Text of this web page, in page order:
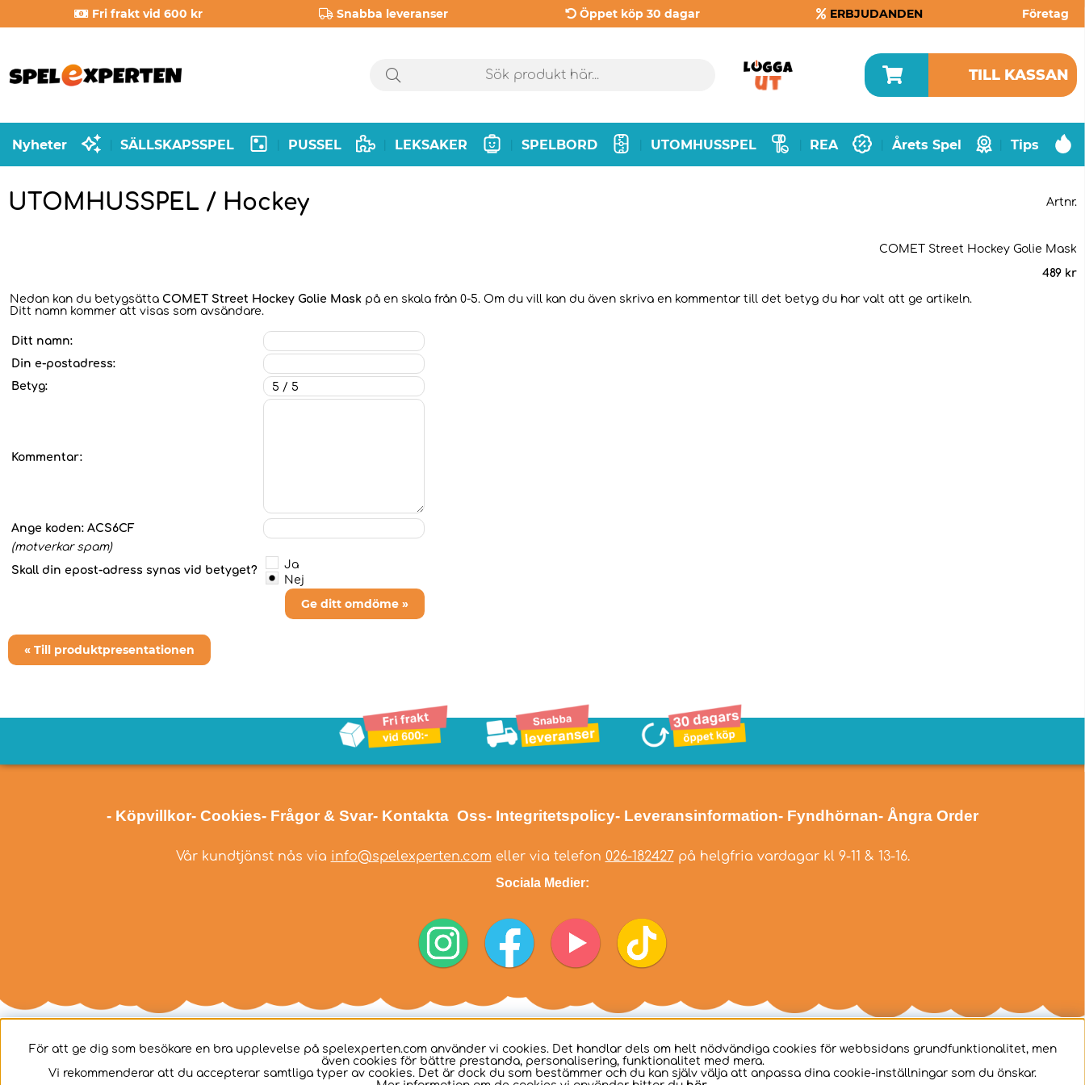
Fri frakt vid 600 kr Snabba leveranser Öppet köp 30 dagar ERBJUDANDEN Företag
TILL KASSAN
Nyheter SÄLLSKAPSSPEL PUSSEL LEKSAKER SPELBORD UTOMHUSSPEL REA Årets Spel Tips
UTOMHUSSPEL / Hockey Artnr.
COMET Street Hockey Golie Mask
489 kr
Nedan kan du betygsätta COMET Street Hockey Golie Mask på en skala från 0-5. Om du vill kan du även skriva en kommentar till det betyg du har valt att ge artikeln.
Ditt namn kommer att visas som avsändare.
Ditt namn:
Din e-postadress:
Betyg:
Kommentar:
Ange koden: ACS6CF
(motverkar spam)
Skall din epost-adress synas vid betyget?
Ja
Nej
Ge ditt omdöme »
« Till produktpresentationen
- Köpvillkor- Cookies- Frågor & Svar- Kontakta Oss- Integritetspolicy- Leveransinformation- Fyndhörnan- Ångra Order
Vår kundtjänst nås via info@spelexperten.com eller via telefon 026-182427på helgfria vardagar kl 9-11 & 13-16.
Sociala Medier:
För att ge dig som besökare en bra upplevelse på spelexperten.com använder vi cookies. Det handlar dels om helt nödvändiga cookies för webbsidans grundfunktionalitet, men
även cookies för bättre prestanda, personalisering, funktionalitet med mera.
Vi rekommenderar att du accepterar samtliga typer av cookies. Det är dock du som bestämmer och du kan själv välja att anpassa dina cookie-inställningar som du önskar.